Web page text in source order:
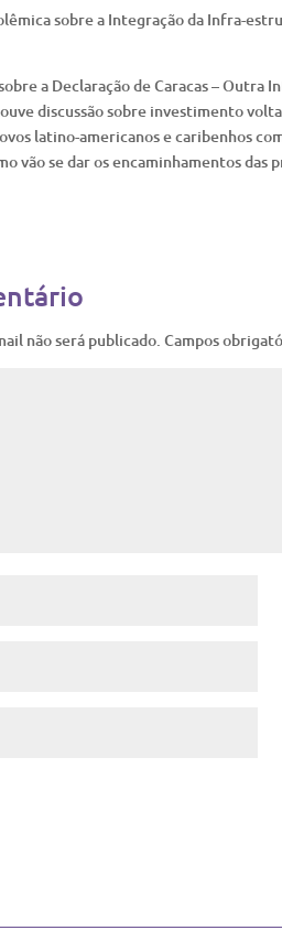
sobre a Integração da Infra-
a Declaração de Caracas –
discussão sobre investimento
latino-americanos e caribenhos
vão se dar os encaminhamentos das
não será publicado. Campos